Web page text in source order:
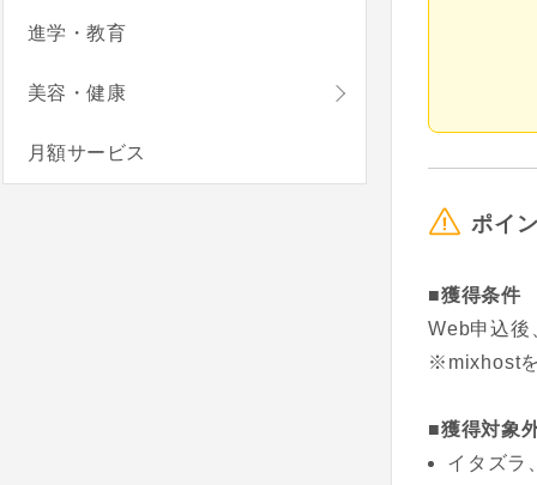
ポイ
■獲得条件
Web申込後
※mixhost
■獲得対象
イタズラ
進学・教育
美容・健康
月額サービス